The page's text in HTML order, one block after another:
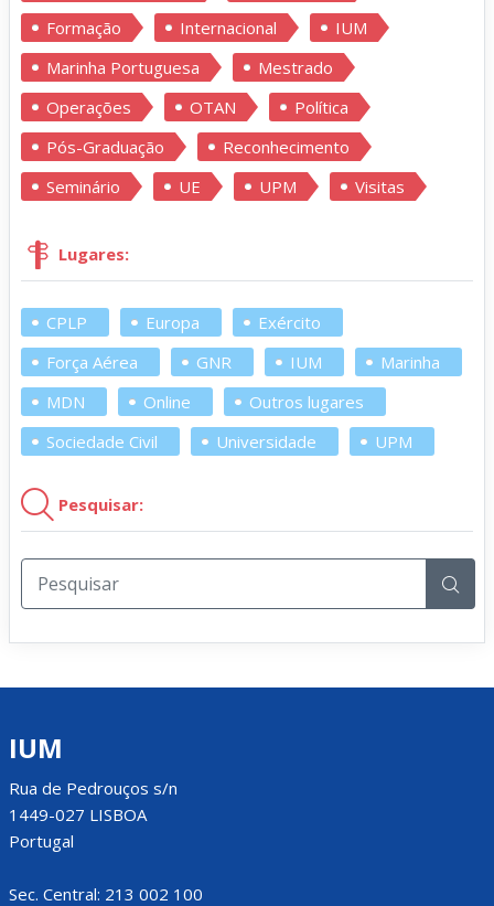
Formação
Internacional
IUM
Marinha Portuguesa
Mestrado
Operações
OTAN
Política
Pós-Graduação
Reconhecimento
Seminário
UE UPM Visitas
Lugares:
CPLP Europa
Exército
Força Aérea
GNR IUM
Marinha
MDN
Online
Outros lugares
Sociedade Civil
Universidade UPM
Pesquisar:
IUM
Rua de Pedrouços s/n
1449-027 LISBOA
Portugal
Sec. Central: 213 002 100